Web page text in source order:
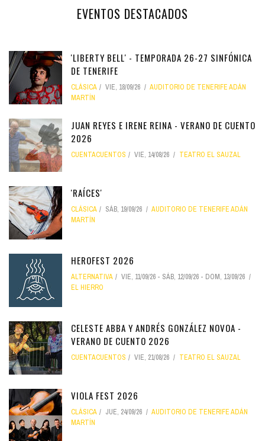
EVENTOS DESTACADOS
'LIBERTY BELL' - TEMPORADA 26-27 SINFÓNICA
DE TENERIFE
CLÁSICA VIE, 18/09/26
AUDITORIO DE TENERIFE ADÁN
MARTÍN
JUAN REYES E IRENE REINA - VERANO DE CUENTO
2026
CUENTACUENTOS VIE, 14/08/26 TEATRO EL SAUZAL
'RAÍCES'
CLÁSICA SÁB, 19/09/26
AUDITORIO DE TENERIFE ADÁN
MARTÍN
HEROFEST 2026
ALTERNATIVA VIE, 11/09/26 - SÁB, 12/09/26 - DOM, 13/09/26
EL HIERRO
CELESTE ABBA Y ANDRÉS GONZÁLEZ NOVOA -
VERANO DE CUENTO 2026
CUENTACUENTOS VIE, 21/08/26 TEATRO EL SAUZAL
VIOLA FEST 2026
CLÁSICA JUE, 24/09/26
AUDITORIO DE TENERIFE ADÁN
MARTÍN